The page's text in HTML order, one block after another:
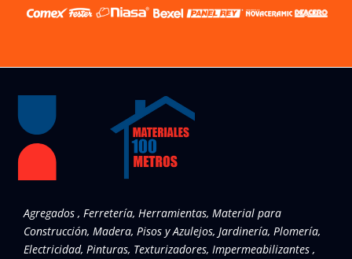
Agregados , Ferretería, Herramientas, Material para
Construcción, Madera, Pisos y Azulejos, Jardinería, Plomería,
Electricidad, Pinturas, Texturizadores, Impermeabilizantes ,